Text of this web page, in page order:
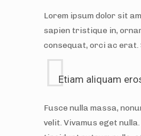
Lorem ipsum dolor sit
sapien tristique in,
consequat, orci ac erat.
Etiam aliquam
Fusce nulla massa,
velit. Vivamus eget